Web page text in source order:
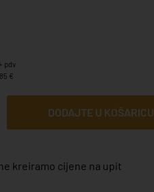
pdv
€
DODAJTE U KOŠARICU
kreiramo cijene na upit